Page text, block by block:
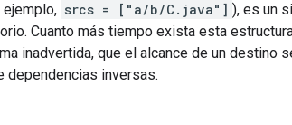
srcs = ["a/b/C.java"] ), es un
Cuanto más tiempo exista esta
inadvertida, que el alcance de un destino
dependencias inversas.